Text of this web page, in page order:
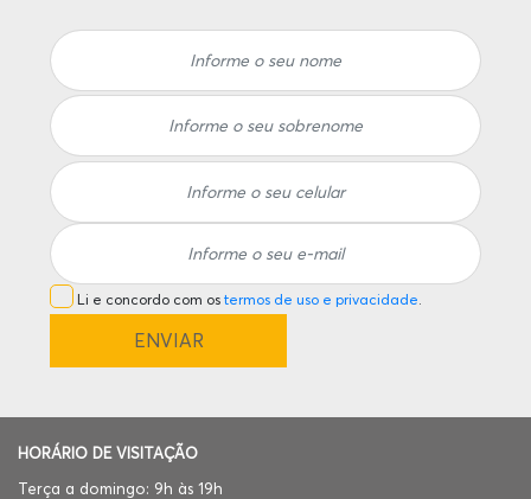
Li e concordo com os termos de uso e privacidade
HORÁRIO DE VISITAÇÃO
Terça a domingo: 9h às 19h